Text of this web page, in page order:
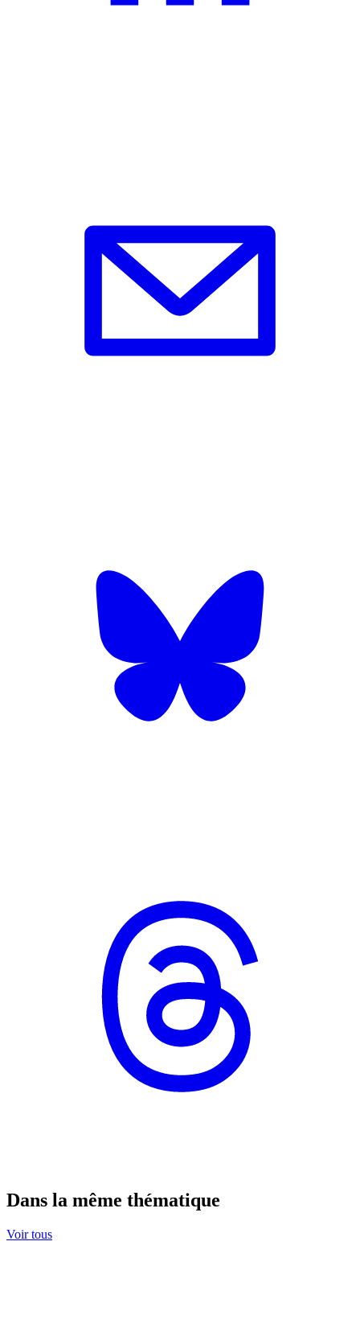
Dans la même thématique
Voir tous